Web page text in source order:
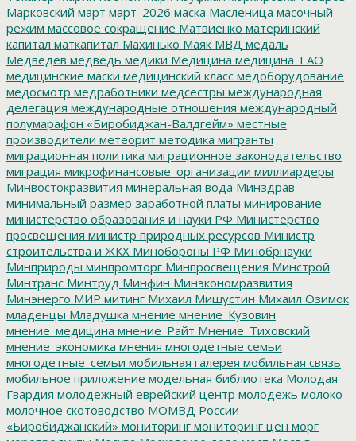
Марковский март март_2026 маска Масленица масочный
режим массовое сокращение Матвиенко материнский
капитал маткапитал Махинько Маяк МВД медаль
Медведев медведь медики Медицина медицина_ЕАО
медицинские маски медицинский класс медоборудование
медосмотр медработники медсестры международная
делегация международные отношения международный
полумарафон «Биробиджан-Валдгейм» местные
производители метеорит методика мигранты
миграционная политика миграционное законодательство
миграция микрофинансовые_организации миллиардеры
Минвостокразвития минеральная вода Минздрав
минимальный размер заработной платы минирование
министерство образования и науки РФ Министерство
просвещения министр природных ресурсов Министр
строительства и ЖКХ Минобороны РФ Минобрнауки
Минприроды минпромторг Минпросвещения Минстрой
Минтранс Минтруд Минфин Минэкономразвития
Минэнерго МИР митинг Михаил Мишустин Михаил Озимок
младенцы Младушка мнение мнение_Кузовин
мнение_медицина мнение_Райт Мнение_Тиховский
мнение_экономика мнения многодетные семьи
многодетные_семьи мобильная галерея мобильная связь
мобильное приложение модельная библиотека Молодая
Гвардия молодежный еврейский центр молодежь молоко
молочное скотоводство МОМВД России
«Биробиджанский» мониторинг мониторинг цен морг